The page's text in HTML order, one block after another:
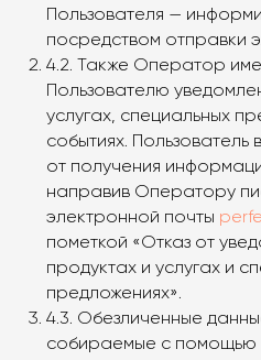
Пользователя —
посредством отправки
4.2. Также Оператор
Пользователю
услугах, специальных
событиях. Пользователь
от получения
направив Оператору
электронной почты
пометкой «Отказ от
продуктах и услугах и
предложениях».
4.3. Обезличенные
собираемые с помощью